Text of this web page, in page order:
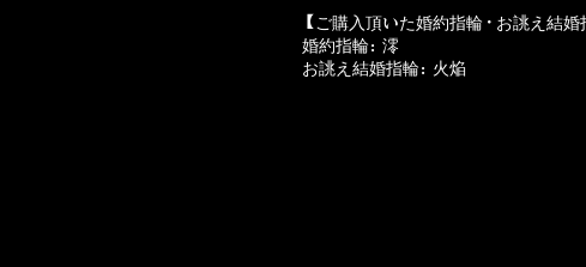
【ご購入頂いた婚約指輪・お誂え結婚
婚約指輪：澪
お誂え結婚指輪：火焔